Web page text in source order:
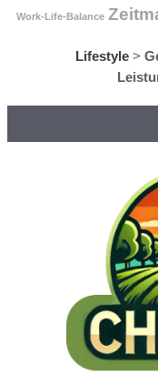
Work-Life-Balance
Lifestyle>